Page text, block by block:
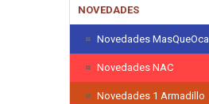
NOVEDADES
Novedades MasQueOca
Novedades NAC
Novedades 1 Armadillo